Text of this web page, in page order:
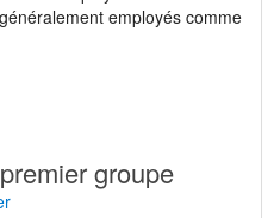
employés comme
groupe